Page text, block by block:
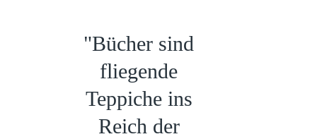
"Bücher sind
fliegende
Teppiche ins
Reich der